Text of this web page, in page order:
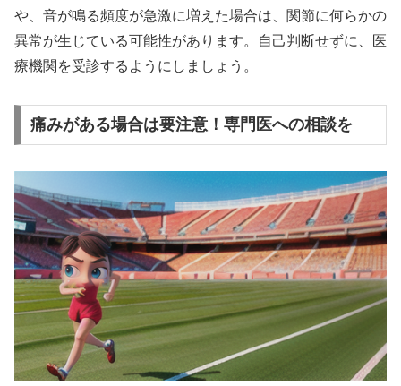
や、音が鳴る頻度が急激に増えた場合は、関節に何らかの
異常が生じている可能性があります。自己判断せずに、医
療機関を受診するようにしましょう。
痛みがある場合は要注意！専門医への相談を